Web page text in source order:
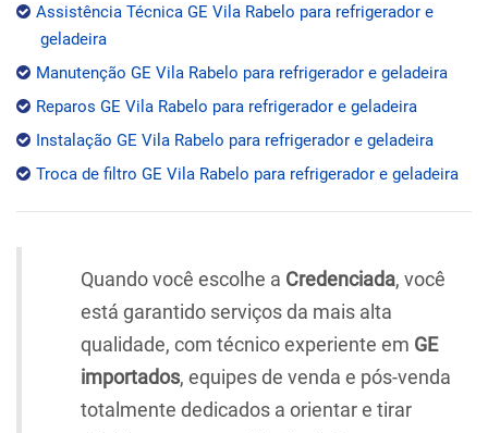
Assistência Técnica GE Vila Rabelo para refrigerador e
geladeira
Manutenção GE Vila Rabelo para refrigerador e geladeira
Reparos GE Vila Rabelo para refrigerador e geladeira
Instalação GE Vila Rabelo para refrigerador e geladeira
Troca de filtro GE Vila Rabelo para refrigerador e geladeira
Quando você escolhe a Credenciada, você
está garantido serviços da mais alta
qualidade, com técnico experiente em GE
importados, equipes de venda e pós-venda
totalmente dedicados a orientar e tirar